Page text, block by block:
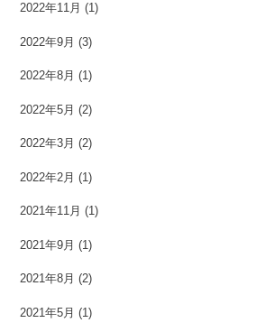
2022年11月 (1)
2022年9月 (3)
2022年8月 (1)
2022年5月 (2)
2022年3月 (2)
2022年2月 (1)
2021年11月 (1)
2021年9月 (1)
2021年8月 (2)
2021年5月 (1)